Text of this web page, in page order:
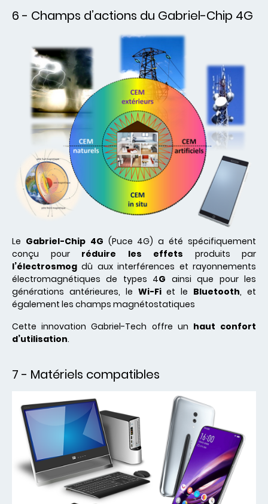
6 - Champs d’actions du Gabriel-Chip 4G
Le Gabriel-Chip 4G (Puce 4G) a été spécifiquement
conçu pour réduire les effets produits par
l’électrosmog dû aux interférences et rayonnements
électromagnétiques de types 4G ainsi que pour les
générations antérieures, le Wi-Fiet le Bluetooth, et
également les champs magnétostatiques
Cette innovation Gabriel-Tech offre un haut confort
d’utilisation.
7 - Matériels compatibles